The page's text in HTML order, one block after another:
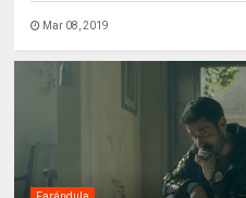
Mar 08, 2019